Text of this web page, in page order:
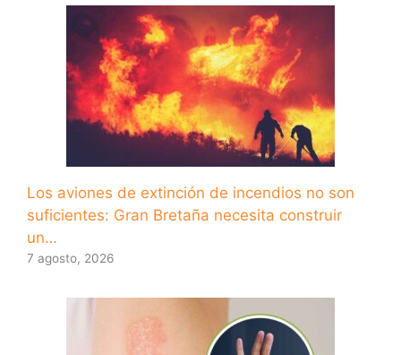
Los aviones de extinción de incendios no son
suficientes: Gran Bretaña necesita construir
un…
7 agosto, 2026